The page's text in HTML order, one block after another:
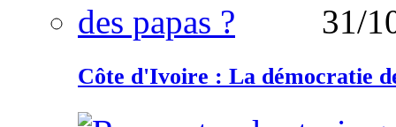
31/
Côte d'Ivoire : La démocratie